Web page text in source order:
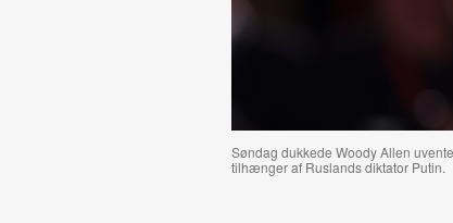
Søndag dukkede Woody Allen
tilhænger af Ruslands diktator Putin.